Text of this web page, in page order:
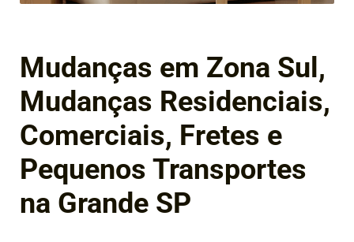
Mudanças em Zona Sul,
Mudanças Residenciais,
Comerciais, Fretes e
Pequenos Transportes
na Grande SP